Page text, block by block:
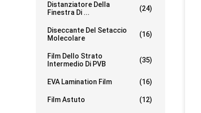
Distanziatore Della
Finestra Di ...
(24)
Diseccante Del Setaccio
Molecolare
(16)
Film Dello Strato
Intermedio Di PVB
(35)
EVA Lamination Film (16)
Film Astuto (12)